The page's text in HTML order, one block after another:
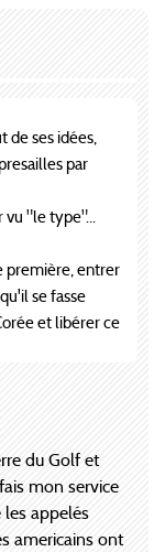
de ses idées,
par
vu "le type"...
première, entrer
se fasse
et libérer ce
du Golf et
mon service
les appelés
americains ont